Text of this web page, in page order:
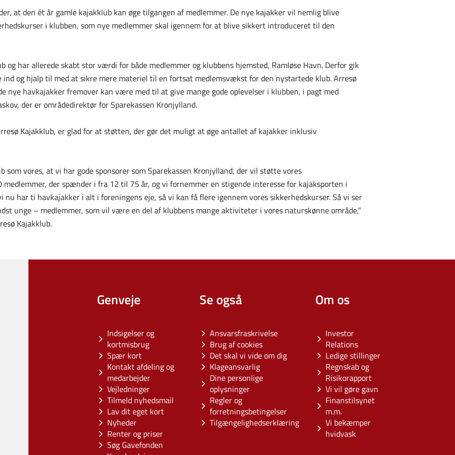
at den ét år gamle kajakklub kan øge tilgangen af medlemmer. De nye kajakker vil nemlig blive
i klubben, som nye medlemmer skal igennem for at blive sikkert introduceret til den
og har allerede skabt stor værdi for både medlemmer og klubbens hjemsted, Ramløse Havn. Derfor gik
ind og hjalp til med at sikre mere materiel til en fortsat medlemsvækst for den nystartede klub. Arresø
nye havkajakker fremover kan være med til at give mange gode oplevelser i klubben, i pagt med
der er områdedirektør for Sparekassen Kronjylland.
Kajakklub, er glad for at støtten, der gør det muligt at øge antallet af kajakker inklusiv
vores, at vi har gode sponsorer som Sparekassen Kronjylland, der vil støtte vores
medlemmer, der spænder i fra 12 til 75 år, og vi fornemmer en stigende interesse for kajaksporten i
nu har ti havkajakker i alt i foreningens eje, så vi kan få flere igennem vores sikkerhedskurser. Så vi ser
unge – medlemmer, som vil være en del af klubbens mange aktiviteter i vores naturskønne område,”
Kajakklub.
Genveje
Indsigelser og
kortmisbrug
Spær kort
Kontakt afdeling og
medarbejder
Vejledninger
Tilmeld nyhedsmail
Lav dit eget kort
Nyheder
Renter og priser
Søg Gavefonden
Se også
Ansvarsfraskrivelse
Brug af cookies
Det skal vi vide om dig
Klageansvarlig
Dine personlige
oplysninger
Regler og
forretningsbetingelser
Tilgængelighedserklæring
Om os
Investor
Relations
Ledige stillinger
Regnskab og
Risikorapport
Vi vil gøre gavn
Finanstilsynet
m.m.
Vi bekæmper
hvidvask